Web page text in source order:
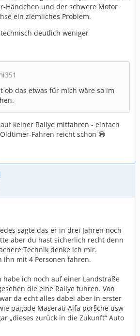
Händchen und der schwere Motor
ein ziemliches Problem.
deutlich weniger
ob das etwas für mich wäre so im
keiner Rallye mitfahren - einfach
Fahren reicht schon 😁
sagte das er in drei Jahren noch
aber du hast sicherlich recht denn
Technik denke ich mir.
ihn mit 4 Personen fahren.
habe ich noch auf einer Landstraße
die eine Rallye fuhren. Von
da echt alles dabei aber in erster
pagode Maserati Alfa por§che usw
„dieses zurück in die Zukunft“ Auto